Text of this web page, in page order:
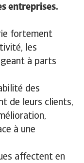
entreprises.
fortement
les
à parts
des
de leurs clients,
à une
affectent en